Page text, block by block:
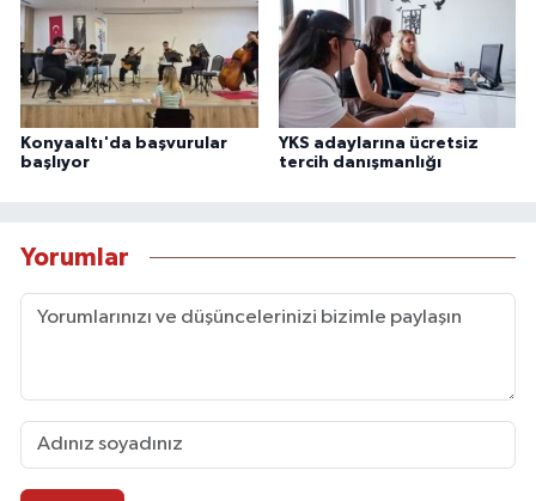
Konyaaltı'da başvurular
başlıyor
YKS adaylarına ücretsiz
tercih danışmanlığı
Yorumlar